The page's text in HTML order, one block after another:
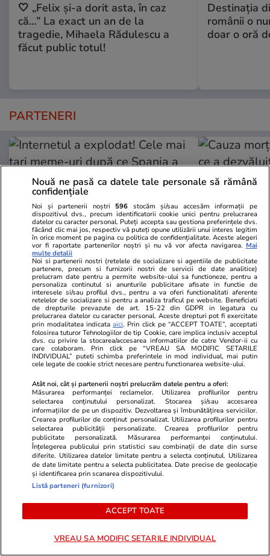
🤍 „Felix și-a dorit asta, în caz
că…” La exact un an de la
tragedie, Mihaela Rădulescu a
făcut public totul!
Destinaţia
românii o
doar o oră
PARTENERI
GSP.ro
Internetul a explodat! Cele mai
tari meme-uri după ce Spania a
învins-o pe Franța în semifinale »
„Dictatorul” Mbappe a devenit
bebelușul lui Yamal
GSP.ro
Cauza
a dezvăluit
Nouă ne pasă ca datele tale personale să rămână
confidențiale
Noi și partenerii noștri 596 stocăm și/sau accesăm informații pe
dispozitivul dvs., precum identificatorii cookie unici pentru prelucrarea
datelor cu caracter personal. Puteți accepta sau gestiona preferințele dvs.
făcând clic mai jos, respectiv vă puteți opune utilizării unui interes legitim
în orice moment pe pagina cu politica de confidențialitate. Aceste alegeri
vor fi raportate partenerilor noștri și nu vă vor afecta navigarea. Mai
multe detalii
Noi si partenerii nostri (retelele de socializare si agentiile de publicitate
partenere, precum si furnizorii nostri de servicii de date analitice)
prelucram date pentru a permite website-ului sa functioneze, pentru a
personaliza continutul si anunturile publicitare afisate in functie de
interesele si/sau profilul dvs., pentru a va oferi functionalitati aferente
retelelor de socializare si pentru a analiza traficul pe website. Beneficiati
de drepturile prevazute de art. 15-22 din GDPR in legatura cu
prelucrarea datelor cu caracter personal. Aceste drepturi pot fi exercitate
prin modalitatea indicataaici. Prin click pe “ACCEPT TOATE”, acceptati
folosirea tuturor Tehnologiilor de tip Cookie, care implica inclusiv acceptul
dvs. cu privire la stocarea/accesarea informatiilor de catre Vendor-ii cu
care colaboram. Prin click pe “VREAU SA MODIFIC SETARILE
INDIVIDUAL” puteti schimba preferintele in mod individual, mai putin
cele legate de cookie strict necesare pentru functionarea website-ului.
Atât noi, cât și partenerii noștri prelucrăm datele pentru a oferi:
Măsurarea performanței reclamelor. Utilizarea profilurilor pentru
selectarea conținutului personalizat. Stocarea și/sau accesarea
informațiilor de pe un dispozitiv. Dezvoltarea și îmbunătățirea serviciilor.
Crearea profilurilor de conținut personalizat. Utilizarea profilurilor pentru
selectarea publicității personalizate. Crearea profilurilor pentru
publicitate personalizată. Măsurarea performanței conținutului.
Înțelegerea publicului prin statistici sau combinații de date din surse
diferite. Utilizarea datelor limitate pentru a selecta conținutul. Utilizarea
de date limitate pentru a selecta publicitatea. Date precise de geolocație
și identificarea prin scanarea dispozitivului.
Listă parteneri (furnizori)
ACCEPT TOATE
VREAU SA MODIFIC SETARILE INDIVIDUAL